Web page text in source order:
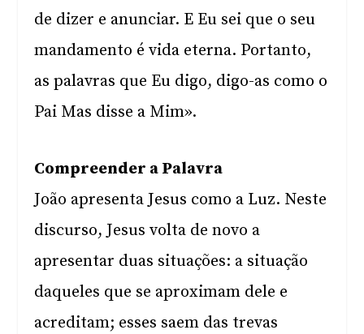
de dizer e anunciar. E Eu sei que o seu
mandamento é vida eterna. Portanto,
as palavras que Eu digo, digo-as como o
Pai Mas disse a Mim».
Compreender a Palavra
João apresenta Jesus como a Luz. Neste
discurso, Jesus volta de novo a
apresentar duas situações: a situação
daqueles que se aproximam dele e
acreditam; esses saem das trevas